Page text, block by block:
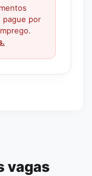
pague por
vagas